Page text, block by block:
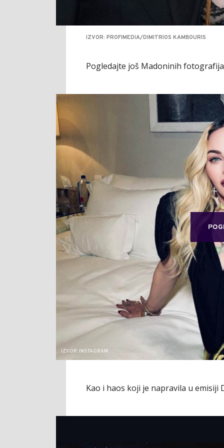
IZVOR: PROFIMEDIA/DIMITRIOS KAMBOURIS
Pogledajte još Madoninih
IZVOR: INSTAGRAM
Kao i haos koji je napravila u emisiji